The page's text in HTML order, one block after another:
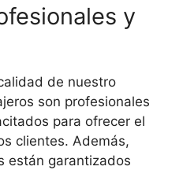
y
de nuestro
son profesionales
para ofrecer el
clientes. Además,
están garantizados